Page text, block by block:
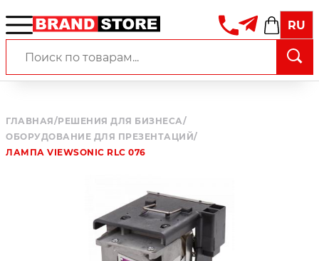
RU
ГЛАВНАЯ/РЕШЕНИЯ ДЛЯ БИЗНЕСА/
ОБОРУДОВАНИЕ ДЛЯ ПРЕЗЕНТАЦИЙ/
ЛАМПА VIEWSONIC RLC 076